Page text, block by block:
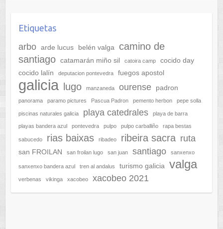
Etiquetas
arbo arde lucus belén valga
camino de
santiago catamarán miño sil catoira camp
cocido day
cocido lalín
deputacion pontevedra fuegos apostol
galicia lugo manzaneda ourense padron
panorama paramo pictures Pascua Padron pemento herbon pepe solla
piscinas naturales galicia playa catedrales playa de barra
playas bandera azul pontevedra pulpo pulpo carballiño rapa bestas
sabucedo rias baixas ribadeo ribeira sacra ruta
san FROILAN san froilan lugo san juan santiago sanxenxo
sanxenxo bandera azul tren al andalus turismo galicia valga
verbenas vikinga xacobeo xacobeo 2021